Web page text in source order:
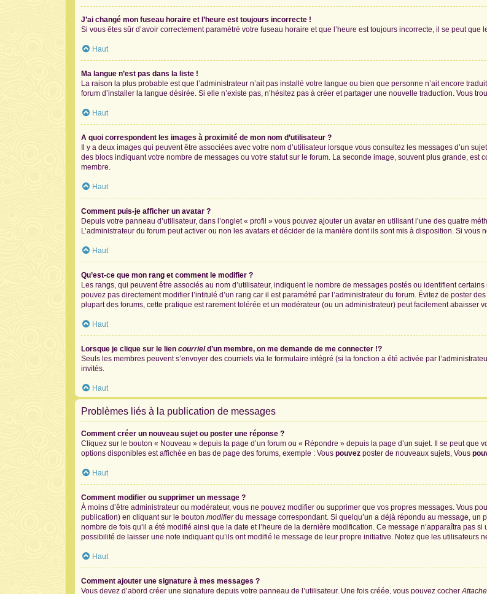
J’ai changé mon fuseau horaire et l’heure est toujours incorrecte !
Si vous êtes sûr d’avoir correctement paramétré votre fuseau horaire et que l’heure est toujours incorrecte, il se peut
Haut
Ma langue n’est pas dans la liste !
La raison la plus probable est que l’administrateur n’ait pas installé votre langue ou bien que personne n’ait encore
forum d’installer la langue désirée. Si elle n’existe pas, n’hésitez pas à créer et partager une nouvelle traduction. Vous
Haut
A quoi correspondent les images à proximité de mon nom d’utilisateur ?
Il y a deux images qui peuvent être associées avec votre nom d’utilisateur lorsque vous consultez les messages d’un
des blocs indiquant votre nombre de messages ou votre statut sur le forum. La seconde image, souvent plus grande, est
membre.
Haut
Comment puis-je afficher un avatar ?
Depuis votre panneau d’utilisateur, dans l’onglet « profil » vous pouvez ajouter un avatar en utilisant l’une des quatre
L’administrateur du forum peut activer ou non les avatars et décider de la manière dont ils sont mis à disposition. Si vous
Haut
Qu’est-ce que mon rang et comment le modifier ?
Les rangs, qui peuvent être associés au nom d’utilisateur, indiquent le nombre de messages postés ou identifient
pouvez pas directement modifier l’intitulé d’un rang car il est paramétré par l’administrateur du forum. Évitez de poster
plupart des forums, cette pratique est rarement tolérée et un modérateur (ou un administrateur) peut facilement abaisser
Haut
Lorsque je clique sur le lien courrield’un membre, on me demande de me connecter !?
Seuls les membres peuvent s’envoyer des courriels via le formulaire intégré (si la fonction a été activée par
invités.
Haut
Problèmes liés à la publication de messages
Comment créer un nouveau sujet ou poster une réponse ?
Cliquez sur le bouton « Nouveau » depuis la page d’un forum ou « Répondre » depuis la page d’un sujet. Il se peut que
options disponibles est affichée en bas de page des forums, exemple : Vous pouvez poster de nouveaux sujets, Vous
Haut
Comment modifier ou supprimer un message ?
À moins d’être administrateur ou modérateur, vous ne pouvez modifier ou supprimer que vos propres messages. Vous
publication) en cliquant sur le bouton modifierdu message correspondant. Si quelqu’un a déjà répondu au message, un
nombre de fois qu’il a été modifié ainsi que la date et l’heure de la dernière modification. Ce message n’apparaîtra pas
possibilité de laisser une note indiquant qu’ils ont modifié le message de leur propre initiative. Notez que les utilisateurs
Haut
Comment ajouter une signature à mes messages ?
Vous devez d’abord créer une signature depuis votre panneau de l’utilisateur. Une fois créée, vous pouvez cocher